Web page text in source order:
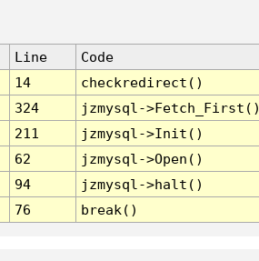
Line
Code
14
checkredirect()
324
jzmysql-
211
jzmysql->Init()
62
jzmysql->Open()
94
jzmysql->halt()
76 break()